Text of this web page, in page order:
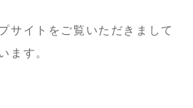
サイトをご覧いただきまして
ます。